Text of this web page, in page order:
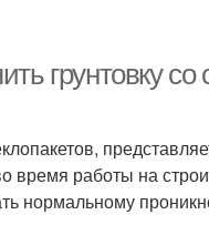
грунтовку со
время работы на
нормальному